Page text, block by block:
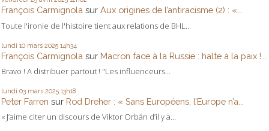
François Carmignola sur Aux origines de l’antiracisme (2) : «...
Toute l'ironie de l'histoire tient aux relations de BHL...
lundi 10 mars 2025 14h34
François Carmignola sur Macron face à la Russie : halte à la paix !...
Bravo ! A distribuer partout ! "Les influenceurs...
lundi 03 mars 2025 13h18
Peter Farren sur Rod Dreher : « Sans Européens, l’Europe n’a...
« J’aime citer un discours de Viktor Orbán d’il y a...